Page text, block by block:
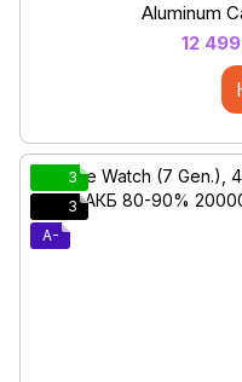
Aluminum
12
3
3
A-